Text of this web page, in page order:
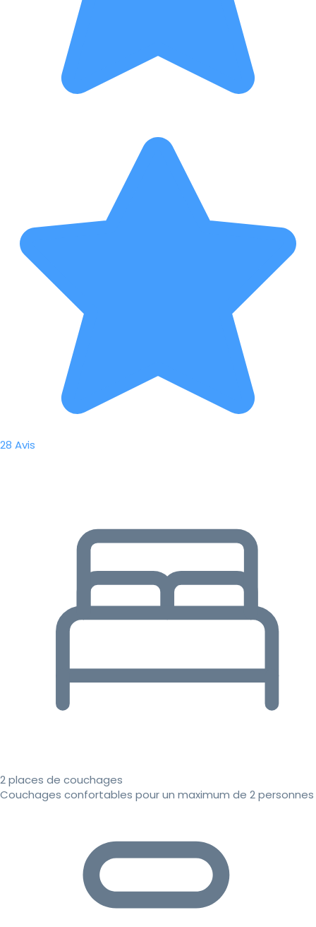
28 Avis
2 places de couchages
Couchages confortables pour un maximum de 2 personnes